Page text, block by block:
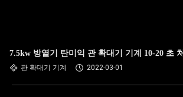
7.5kw 방열기 탄미익 관 확대기 기계 10-20 초
관 확대기 기계 2022-03-01